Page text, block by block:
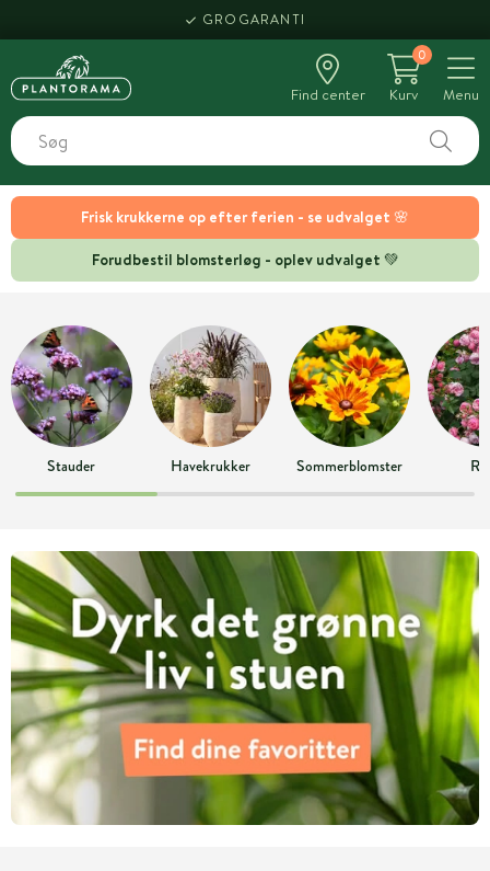
GROGARANTI
Find center
0
Kurv
Menu
Frisk krukkerne op efter ferien - se udvalget 🌸
Forudbestil blomsterløg - oplev udvalget 💚
Stauder Havekrukker Sommerblomster